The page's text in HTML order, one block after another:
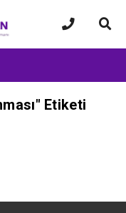
" Etiketi